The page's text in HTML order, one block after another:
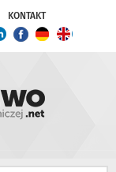
KONTAKT